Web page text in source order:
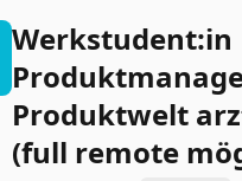
Werkstudent:in
Produktwelt
(full remote